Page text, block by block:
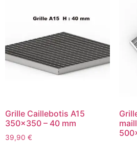
Grille Caillebotis A15
350×350 – 40 mm
39,90 €